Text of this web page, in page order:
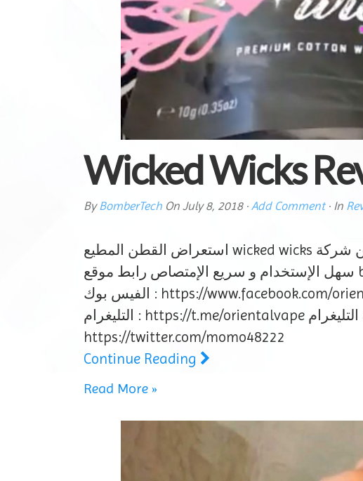
Wicked Wicks
ByBomberTech On July 8, 2018· Add Comment· In
استعراض القطن المطيع wicked wicks من شركة bombertech استعراض القطن المطيع wicked wicks من شركة bombertech…..
سهل الإستخدام و سريع الإمتصاص رابط موقع bombertech هو : https://bombertech.com لا تنسوا الإشتراك في القناة subscribe +
الفيس بوك : https://www.facebook.com/orientalvapes/ مجموعة الفيسبوك : https://www.facebook.com/groups/orien… أو قناة
التليغرام : https://t.me/orientalvape مجموعة التليغرام : https://t.me/joinchat/Ds5eRw1X8ouHgL8… أو التويتر :
https://twitter.com/momo48222
Continue Reading
Read More »